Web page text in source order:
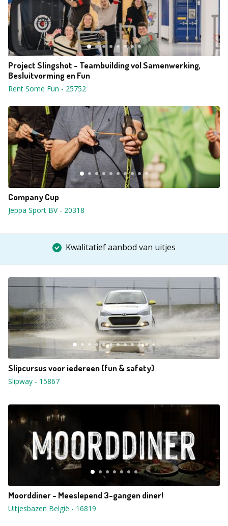
Project Slingshot - Teambuilding vol Samenwerking,
Besluitvorming en Fun
Rent Some Fun - 25752
Company Cup
Jeppa Sport BV- 20318
Kwalitatief aanbod van uitjes
Slipcursus voor iedereen (fun & safety)
Slipway - 15867
Moorddiner - Meeslepend 3-gangen diner!
Uitjesbazen België - 16819